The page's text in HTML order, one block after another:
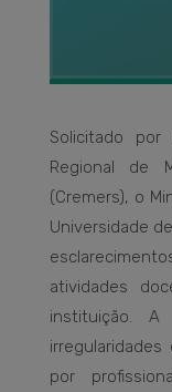
Solicitado
Regional de
(Cremers), o
Universidade
atividades
instituição. A
por